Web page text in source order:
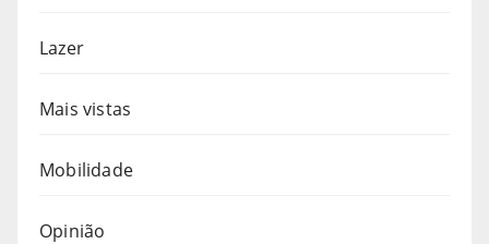
Lazer
Mais vistas
Mobilidade
Opinião